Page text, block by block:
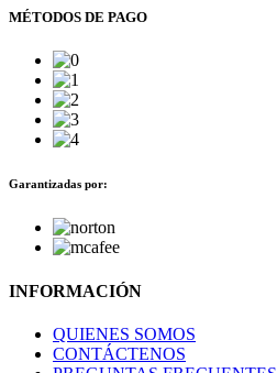
MÉTODOS DE PAGO
Garantizadas por:
INFORMACIÓN
QUIENES SOMOS
CONTÁCTENOS